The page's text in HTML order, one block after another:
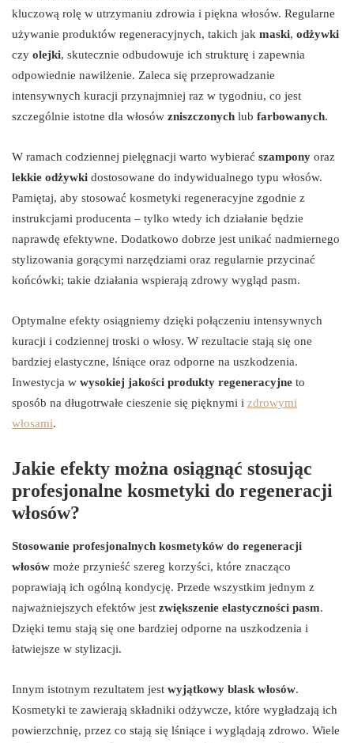
kluczową rolę w utrzymaniu zdrowia i piękna włosów. Regularne
używanie produktów regeneracyjnych, takich jak maski, odżywki
czy olejki, skutecznie odbudowuje ich strukturę i zapewnia
odpowiednie nawilżenie. Zaleca się przeprowadzanie
intensywnych kuracji przynajmniej raz w tygodniu, co jest
szczególnie istotne dla włosów zniszczonych lub farbowanych.
W ramach codziennej pielęgnacji warto wybierać szampony oraz
lekkie odżywki dostosowane do indywidualnego typu włosów.
Pamiętaj, aby stosować kosmetyki regeneracyjne zgodnie z
instrukcjami producenta – tylko wtedy ich działanie będzie
naprawdę efektywne. Dodatkowo dobrze jest unikać nadmiernego
stylizowania gorącymi narzędziami oraz regularnie przycinać
końcówki; takie działania wspierają zdrowy wygląd pasm.
Optymalne efekty osiągniemy dzięki połączeniu intensywnych
kuracji i codziennej troski o włosy. W rezultacie stają się one
bardziej elastyczne, lśniące oraz odporne na uszkodzenia.
Inwestycja w wysokiej jakości produkty regeneracyjne to
sposób na długotrwałe cieszenie się pięknymi i zdrowymi
włosami.
Jakie efekty można osiągnąć stosując
profesjonalne kosmetyki do regeneracji
włosów?
Stosowanie profesjonalnych kosmetyków do regeneracji
włosów może przynieść szereg korzyści, które znacząco
poprawiają ich ogólną kondycję. Przede wszystkim jednym z
najważniejszych efektów jest zwiększenie elastyczności pasm.
Dzięki temu stają się one bardziej odporne na uszkodzenia i
łatwiejsze w stylizacji.
Innym istotnym rezultatem jest wyjątkowy blask włosów.
Kosmetyki te zawierają składniki odżywcze, które wygładzają ich
powierzchnię, przez co stają się lśniące i wyglądają zdrowo. Wiele